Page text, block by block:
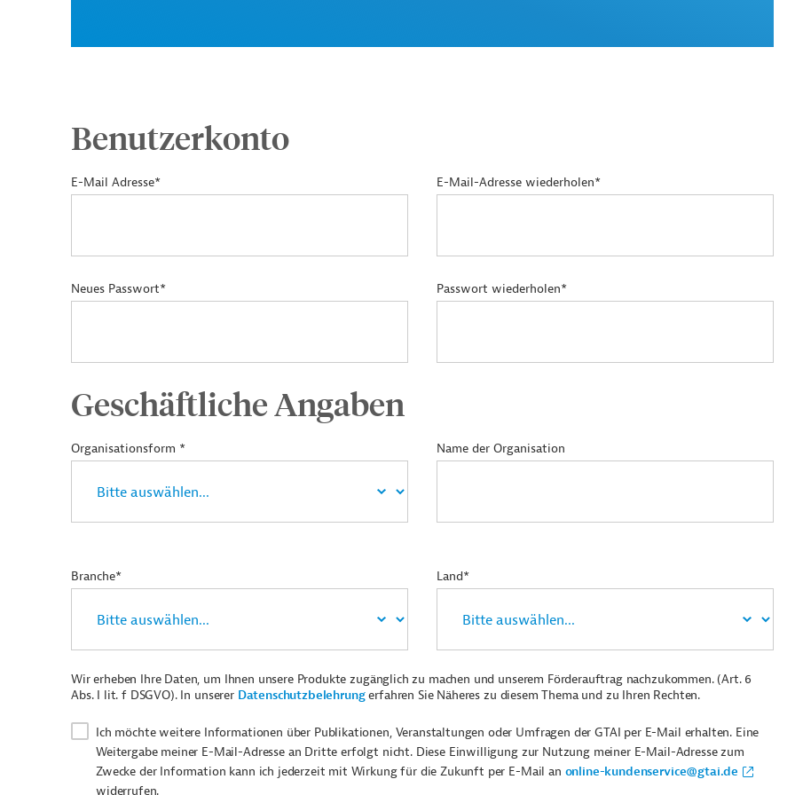
Benutzerkonto
E-Mail Adresse* E-Mail-Adresse wiederholen*
Neues Passwort* Passwort wiederholen*
Geschäftliche Angaben
Organisationsform * Name der Organisation
Branche* Land*
Wir erheben Ihre Daten, um Ihnen unsere Produkte zugänglich zu machen und unserem Förderauftrag nachzukommen. (Art. 6
Abs. I lit. f DSGVO). In unserer Datenschutzbelehrungerfahren Sie Näheres zu diesem Thema und zu Ihren Rechten.
Ich möchte weitere Informationen über Publikationen, Veranstaltungen oder Umfragen der GTAI per E-Mail erhalten. Eine
Weitergabe meiner E-Mail-Adresse an Dritte erfolgt nicht. Diese Einwilligung zur Nutzung meiner E-Mail-Adresse zum
Zwecke der Information kann ich jederzeit mit Wirkung für die Zukunft per E-Mail an online-kundenservice@gtai.de
widerrufen.